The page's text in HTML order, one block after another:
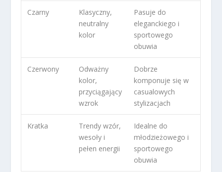
Czarny
Klasyczny,
neutralny
kolor
Pasuje do
eleganckiego i
sportowego
obuwia
Czerwony
Odważny
kolor,
przyciągający
wzrok
Dobrze
komponuje się w
casualowych
stylizacjach
Kratka
Trendy wzór,
wesoły i
pełen energii
Idealne do
młodzieżowego i
sportowego
obuwia